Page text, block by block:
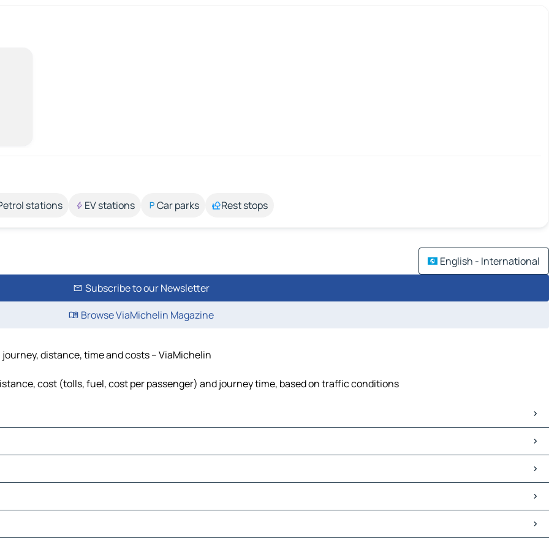
stations EV stations Car parks Rest stops
English - International
Subscribe to our Newsletter
Browse ViaMichelin Magazine
distance, time and costs – ViaMichelin
cost (tolls, fuel, cost per passenger) and journey time, based on traffic conditions